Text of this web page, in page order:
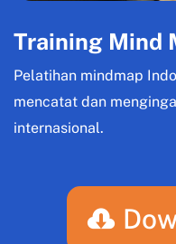
Training Mind
Pelatihan mindmap
mencatat dan
internasional.